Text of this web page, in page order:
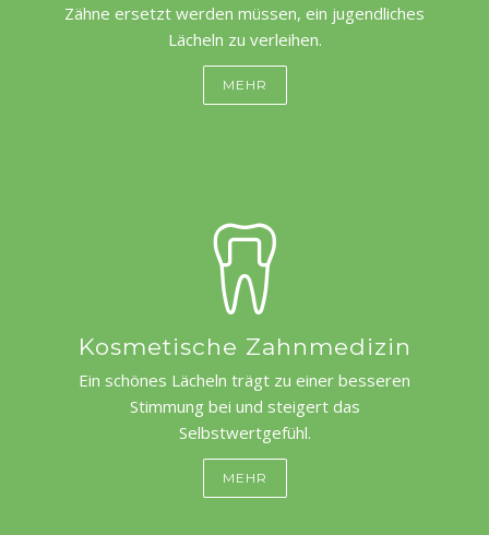
Zähne ersetzt werden müssen, ein jugendliches
Lächeln zu verleihen.
MEHR
Kosmetische Zahnmedizin
Ein schönes Lächeln trägt zu einer besseren
Stimmung bei und steigert das
Selbstwertgefühl.
MEHR